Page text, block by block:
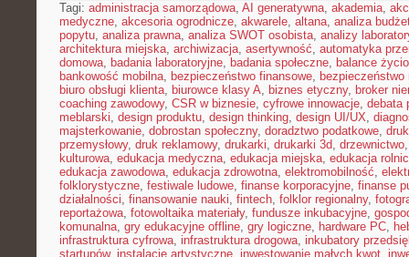
Tagi: administracja samorządowa, AI generatywna, akademia,
medyczne, akcesoria ogrodnicze, akwarele, altana, analiza
popytu, analiza prawna, analiza SWOT osobista, analizy
architektura miejska, archiwizacja, asertywność, automatyka
domowa, badania laboratoryjne, badania społeczne, balance
bankowość mobilna, bezpieczeństwo finansowe, bezpieczeństwo
biuro obsługi klienta, biurowce klasy A, biznes etyczny, broker
coaching zawodowy, CSR w biznesie, cyfrowe innowacje, debata
meblarski, design produktu, design thinking, design UI/UX,
majsterkowanie, dobrostan społeczny, doradztwo podatkowe,
przemysłowy, druk reklamowy, drukarki, drukarki 3d, drzewnictwo
kulturowa, edukacja medyczna, edukacja miejska, edukacja
edukacja zawodowa, edukacja zdrowotna, elektromobilność,
folklorystyczne, festiwale ludowe, finanse korporacyjne, finanse
działalności, finansowanie nauki, fintech, folklor regionalny,
reportażowa, fotowoltaika materiały, fundusze inkubacyjne,
komunalna, gry edukacyjne offline, gry logiczne, hardware PC,
infrastruktura cyfrowa, infrastruktura drogowa, inkubatory
startupów, instalacje artystyczne, inwestowanie małych kwot,